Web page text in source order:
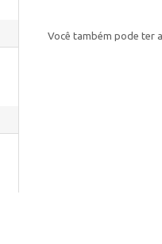
Você também pode ter